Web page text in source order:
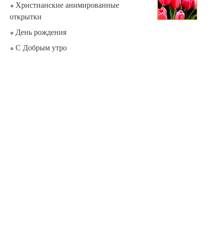
Христианские анимированные
открытки
День рождения
С Добрым утро